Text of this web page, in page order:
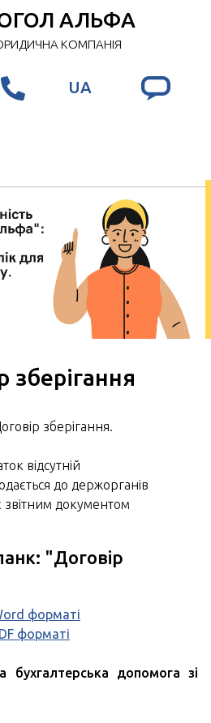
АЛЬФА
КОМПАНІЯ
UA
зберігання
зберігання.
відсутній
до держорганів
звітним документом
"Договір
форматі
форматі
бухгалтерська допомога зі